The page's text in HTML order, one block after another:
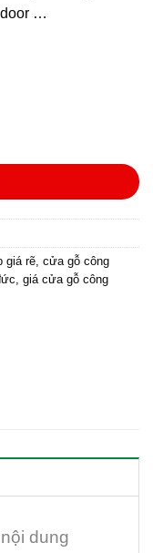
…
Căm Xe số lượng
giá rẽ cửa gỗ công
giá cửa gỗ công
dung